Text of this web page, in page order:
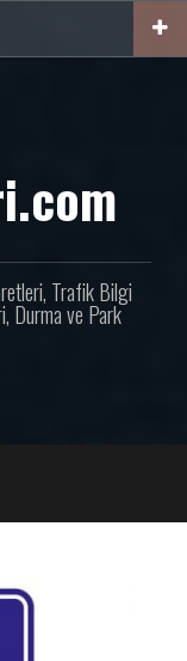
Trafik Bilgi
Durma ve Park